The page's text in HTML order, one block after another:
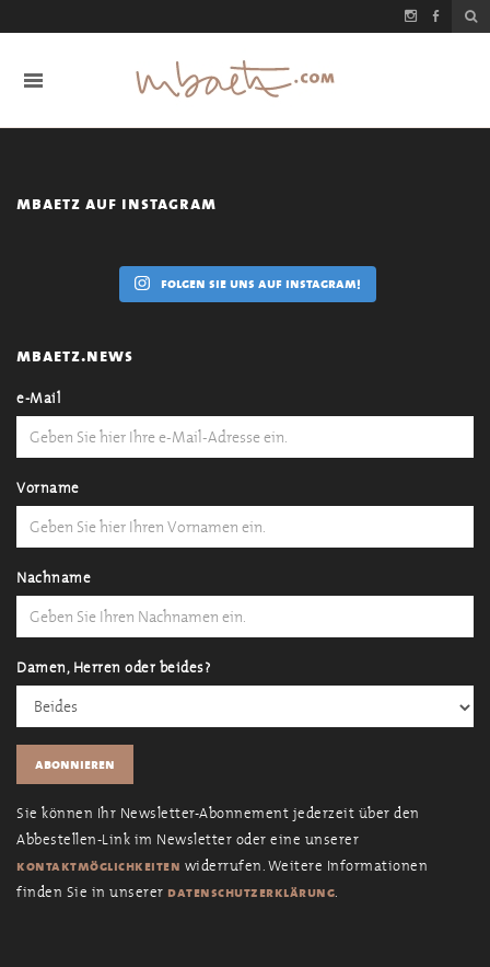
mbaetz auf instagram
folgen sie uns auf instagram!
mbaetz.news
e-Mail
Vorname
Nachname
Damen, Herren oder beides?
Sie können Ihr Newsletter-Abonnement jederzeit über den
Abbestellen-Link im Newsletter oder eine unserer
kontaktmöglichkeiten widerrufen. Weitere Informationen
finden Sie in unserer datenschutzerklärung.